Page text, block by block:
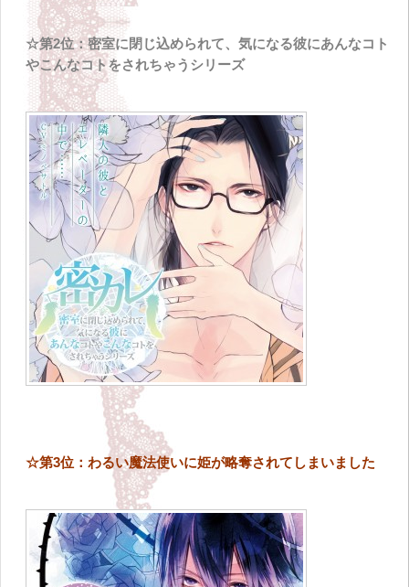
☆第2位：密室に閉じ込められて、気になる彼にあんなコト
やこんなコトをされちゃうシリーズ
☆第3位：わるい魔法使いに姫が略奪されてしまいました